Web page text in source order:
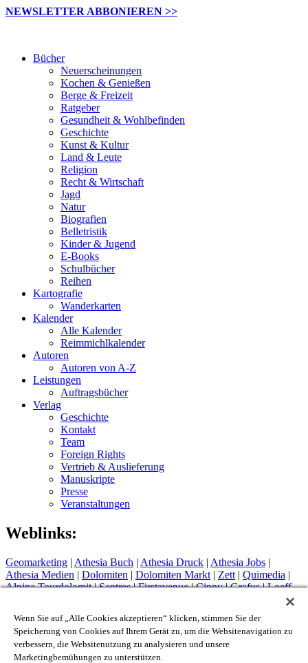
NEWSLETTER ABBONIEREN >>
Bücher
Neuerscheinungen
Kochen & Genießen
Berge & Freizeit
Ratgeber
Gesundheit & Wohlbefinden
Geschichte
Kunst & Kultur
Land & Leute
Religion
Recht & Wirtschaft
Jagd
Natur
Biografien
Belletristik
Kinder & Jugend
E-Books
Schulbücher
Reihen
Kartografie
Wanderkarten
Kalender
Alle Kalender
Reimmichlkalender
Autoren
Autoren von A-Z
Leistungen
Auftragsbücher
Verlag
Geschichte
Kontakt
Team
Foreign Rights
Vertrieb & Auslieferung
Manuskripte
Presse
Veranstaltungen
Weblinks:
Geomarketing | Athesia Buch | Athesia Druck | Athesia Jobs |
Athesia Medien | Dolomiten | Dolomiten Markt | Zett | Quimedia |
Alpina Tourdolomit|Sentres|Firstavenue|Cippy|Grafus|Loeff
Schnals|Sport Media Südtirol
Impressum
Privacy Policy
Wenn Sie auf „Alle Cookies akzeptieren“ klicken, stimmen Sie der
Speicherung von Cookies auf Ihrem Gerät zu, um die Websitenavigation zu
verbessern, die Websitenutzung zu analysieren und unsere
Marketingbemühungen zu unterstützen.